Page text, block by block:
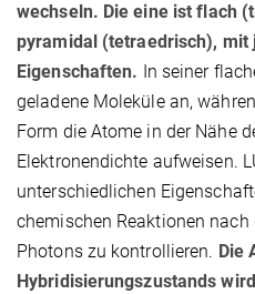
wechseln. Die eine ist flach
pyramidal (tetraedrisch), mit
Eigenschaften. In seiner
geladene Moleküle an,
Form die Atome in der Nähe
Elektronendichte aufweisen.
unterschiedlichen
chemischen Reaktionen
Photons zu kontrollieren. Die
Hybridisierungszustands